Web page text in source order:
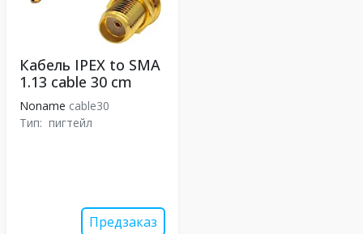
Кабель IPEX to SMA
1.13 cable 30 cm
Noname cable30
Тип: пигтейл
Предзаказ